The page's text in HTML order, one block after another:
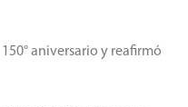
aniversario y reafirmó